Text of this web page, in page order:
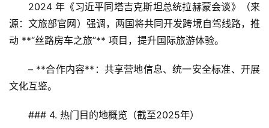
2024 年《习近平同塔吉克斯坦总统拉赫蒙会谈》（来
源：文旅部官网）强调，两国将共同开发跨境自驾线路，推
动 **“丝路房车之旅”** 项目，提升国际旅游体验。
– **合作内容**：共享营地信息、统一安全标准、开展
文化互鉴。
### 4. 热门目的地概览（截至2025年）